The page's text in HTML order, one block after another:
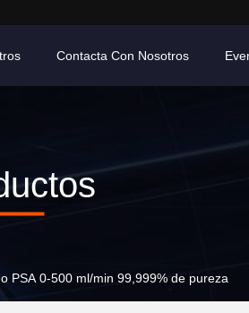
Contacta Con Nosotros
PSA 0-500 ml/min 99,999% de pureza